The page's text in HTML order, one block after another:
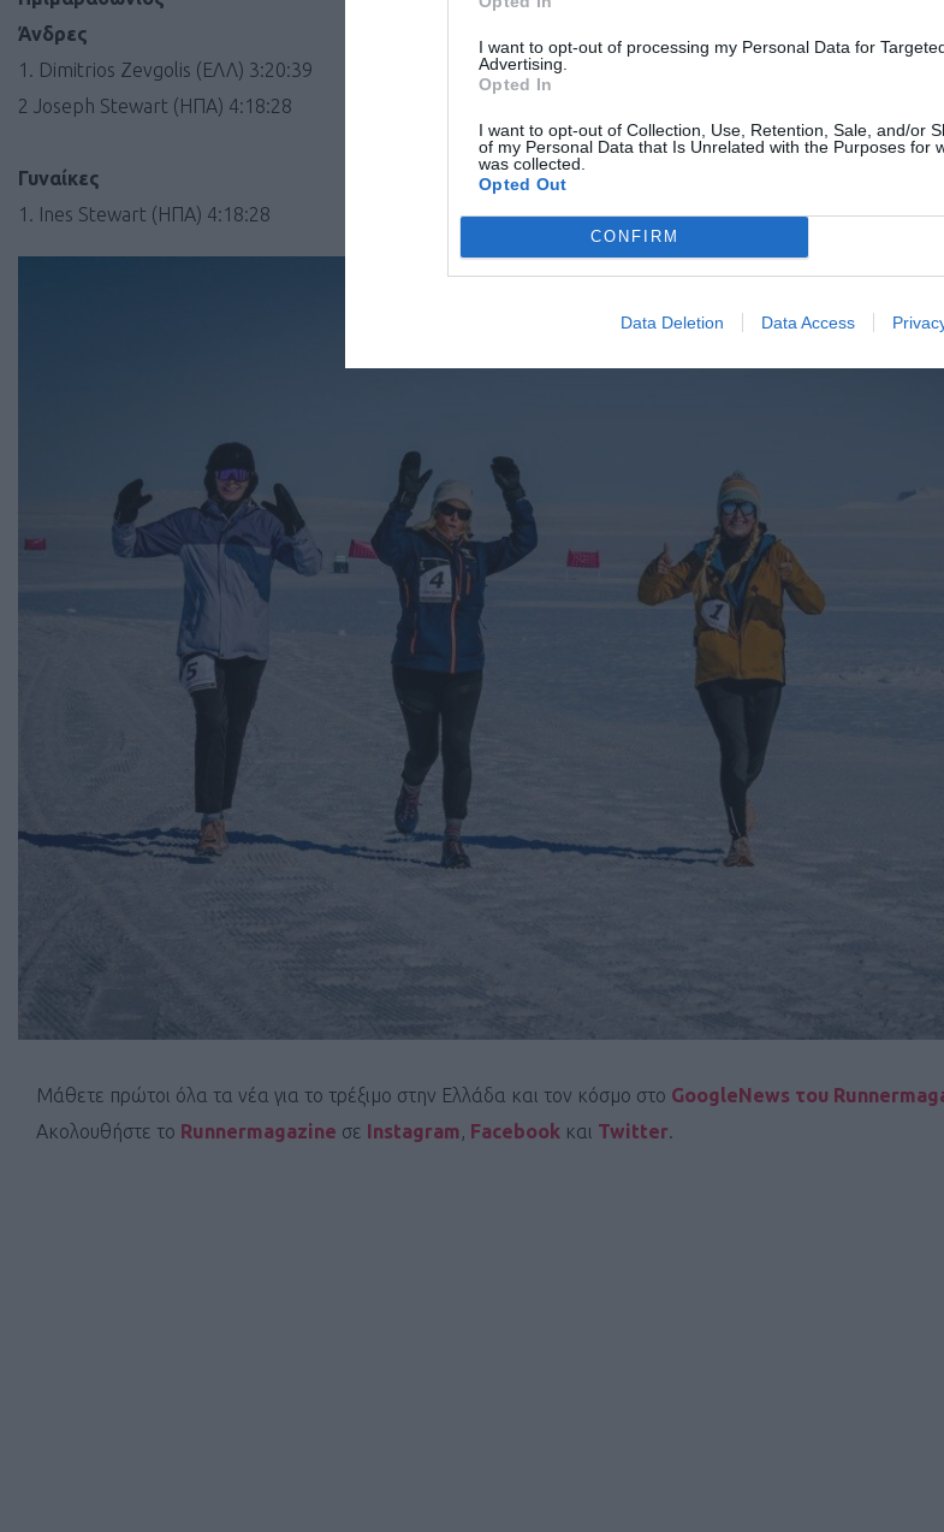
I want to opt-out of processing my Personal Data for
Advertising.
Opted In
I want to opt-out of Collection, Use, Retention, Sale, and/or
of my Personal Data that Is Unrelated with the Purposes for
was collected.
Opted Out
CONFIRM
Data Deletion Data Access
Άνδρες
1. Dimitrios Zevgolis (ΕΛΛ) 3:20:39
2 Joseph Stewart (ΗΠΑ) 4:18:28
Γυναίκες
1. Ines Stewart (ΗΠΑ) 4:18:28
Μάθετε πρώτοι όλα τα νέα για το τρέξιμο στην Ελλάδα και τον κόσμο στο GoogleNews του
Ακολουθήστε το Runnermagazine σε Instagram, Facebook και Twitter.